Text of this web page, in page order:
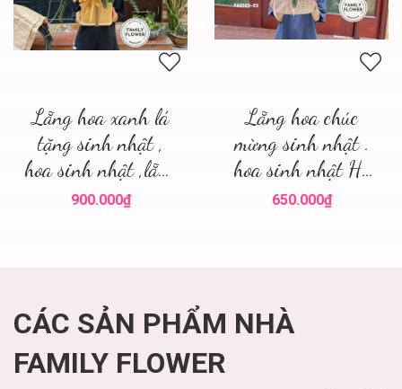
Lẵng hoa xanh lá
tặng sinh nhật ,
hoa sinh nhật ,lẵng
hoa đẹp
900.000₫
Lẵng hoa chúc
mừng sinh nhật .
hoa sinh nhật Hà
Nội
650.000₫
CÁC SẢN PHẨM NHÀ
FAMILY FLOWER